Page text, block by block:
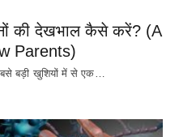
की देखभाल कैसे करें? (A
Parents)
बड़ी खुशियों में से एक…